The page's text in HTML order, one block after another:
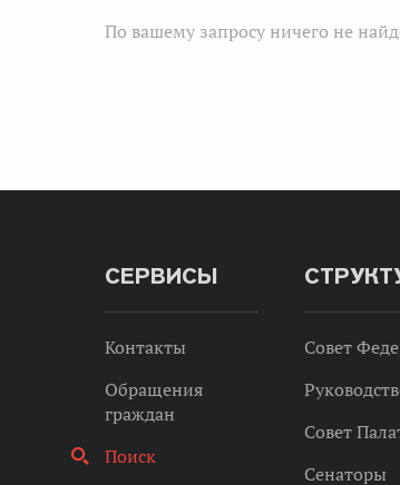
По вашему запросу ничего не
СЕРВИСЫ
Контакты
Обращения
граждан
Поиск
Совет
Совет
Сенаторы